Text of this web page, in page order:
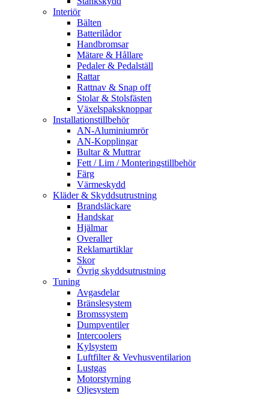
Interiör
Bälten
Batterilådor
Handbromsar
Mätare & Hållare
Pedaler & Pedalställ
Rattar
Rattnav & Snap off
Stolar & Stolsfästen
Växelspaksknoppar
Installationstillbehör
AN-Aluminiumrör
AN-Kopplingar
Bultar & Muttrar
Fett / Lim / Monteringstillbehör
Färg
Värmeskydd
Kläder & Skyddsutrustning
Brandsläckare
Handskar
Hjälmar
Overaller
Reklamartiklar
Skor
Övrig skyddsutrustning
Tuning
Avgasdelar
Bränslesystem
Bromssystem
Dumpventiler
Intercoolers
Kylsystem
Luftfilter & Vevhusventilarion
Lustgas
Motorstyrning
Oljesystem